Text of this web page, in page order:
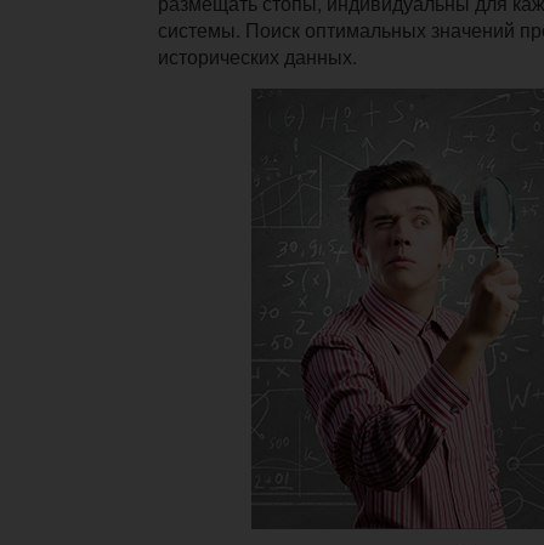
системы. Поиск оптимальных значений
исторических данных.